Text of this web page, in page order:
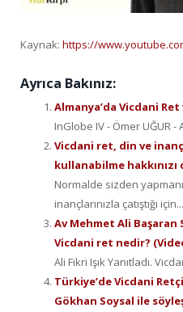
Kaynak: https://
Ayrıca Bakınız:
Almanya’da Vicdani
InGlobe IV - Ömer UĞUR -
Vicdani ret, din ve
kullanabilme hakkınızı
Normalde sizden
inançlarınızla çatıştığı için...
Av Mehmet Ali Başaran
Vicdani ret nedir?
Ali Fikri Işık Yanıtladı.
Türkiye’de Vicdani Retçi
Gökhan Soysal ile